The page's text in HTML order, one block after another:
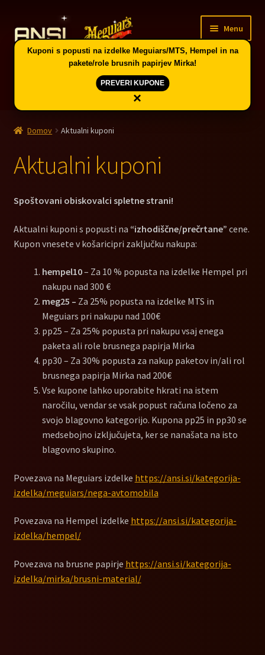
to
navigation
to
content
Menu
Domov
Trgovina
PE CELJE
Splošni pogoji
Domov Aktualni kuponi
Aktualni kuponi
Spoštovani obiskovalci spletne strani!
Aktualni kuponi s popusti na “izhodiščne/prečrtane” cene.
Kupon vnesete v košaricipri zaključku nakupa:
hempel10– Za 10 % popusta na izdelke Hempel pri
nakupu nad 300 €
meg25 – Za 25% popusta na izdelke MTS in
Meguiars pri nakupu nad 100€
pp25 – Za 25% popusta pri nakupu vsaj enega
paketa ali role brusnega papirja Mirka
pp30 – Za 30% popusta za nakup paketov in/ali rol
brusnega papirja Mirka nad 200€
Vse kupone lahko uporabite hkrati na istem
naročilu, vendar se vsak popust računa ločeno za
svojo blagovno kategorijo. Kupona pp25 in pp30 se
medsebojno izključujeta, ker se nanašata na isto
blagovno skupino.
Povezava na Meguiars izdelke https://ansi.si/kategorija-
izdelka/meguiars/nega-avtomobila
Povezava na Hempel izdelke https://ansi.si/kategorija-
izdelka/hempel/
Povezava na brusne papirje https://ansi.si/kategorija-
izdelka/mirka/brusni-material/
Kuponi s popusti na izdelke Meguiars/MTS, Hempel in na
pakete/role brusnih papirjev Mirka!
PREVERI KUPONE
×